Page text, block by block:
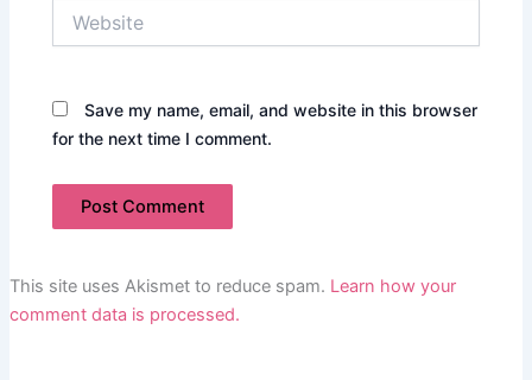
Save my name, email, and website in this browser
for the next time I comment.
This site uses Akismet to reduce spam. Learn how your
comment data is processed.